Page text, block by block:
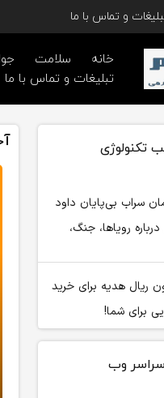
و تماس با ما
خانه سلامت
تبلیغات و تماس با ما
تکنولوژی
سراب بی‌پایان داود
رویاها، جنگ،
ریال هدیه برای خرید
برای شما!
سراسر وب